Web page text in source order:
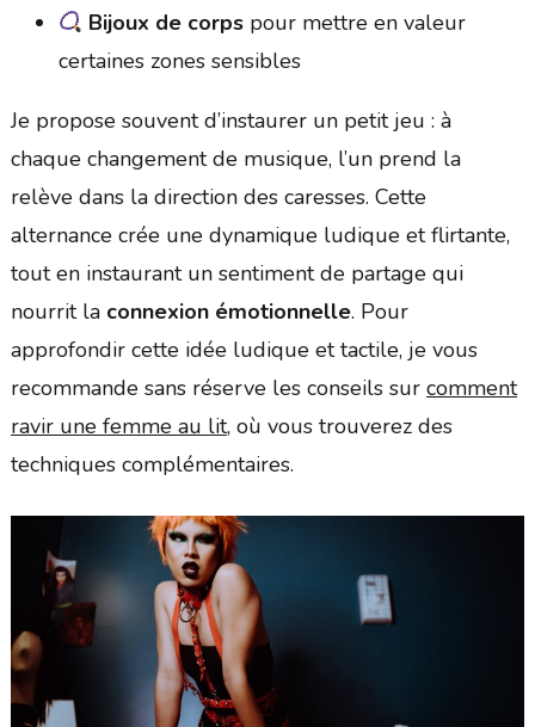
Bijoux de corps pour mettre en valeur
certaines zones sensibles
Je propose souvent d’instaurer un petit jeu : à
chaque changement de musique, l’un prend la
relève dans la direction des caresses. Cette
alternance crée une dynamique ludique et flirtante,
tout en instaurant un sentiment de partage qui
nourrit la connexion émotionnelle. Pour
approfondir cette idée ludique et tactile, je vous
recommande sans réserve les conseils sur comment
ravir une femme au lit, où vous trouverez des
techniques complémentaires.